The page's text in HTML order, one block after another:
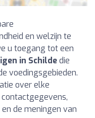
en welzijn te
u toegang tot een
in Schildedie
voedingsgebieden.
over elke
de meningen van